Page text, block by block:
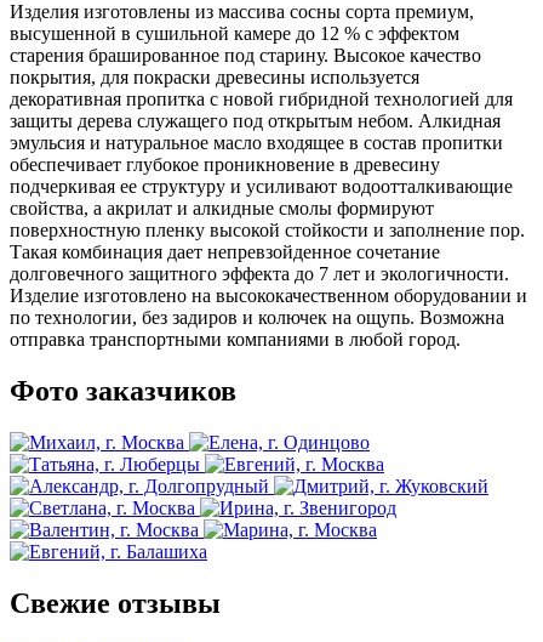
Изделия изготовлены из массива сосны сорта премиум,
высушенной в сушильной камере до 12 % с эффектом
старения брашированное под старину. Высокое качество
покрытия, для покраски древесины используется
декоративная пропитка с новой гибридной технологией для
защиты дерева служащего под открытым небом. Алкидная
эмульсия и натуральное масло входящее в состав пропитки
обеспечивает глубокое проникновение в древесину
подчеркивая ее структуру и усиливают водоотталкивающие
свойства, а акрилат и алкидные смолы формируют
поверхностную пленку высокой стойкости и заполнение пор.
Такая комбинация дает непревзойденное сочетание
долговечного защитного эффекта до 7 лет и экологичности.
Изделие изготовлено на высококачественном оборудовании и
по технологии, без задиров и колючек на ощупь. Возможна
отправка транспортными компаниями в любой город.
Фото заказчиков
Свежие отзывы